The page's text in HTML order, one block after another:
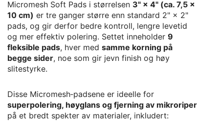
Micromesh Soft Pads i størrelsen 3" × 4" (ca. 7,5 ×
10 cm) er tre ganger større enn standard 2" × 2"
pads, og gir derfor bedre kontroll, lengre levetid
og mer effektiv polering. Settet inneholder 9
fleksible pads, hver med samme korning på
begge sider, noe som gir jevn finish og høy
slitestyrke.
Disse Micromesh‑padsene er ideelle for
superpolering, høyglans og fjerning av mikroriper
på et bredt spekter av materialer, inkludert: